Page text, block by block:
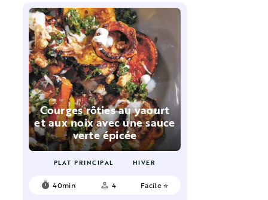
Courges rôties au yaourt
et aux noix avec une sauce
verte épicée
PLAT PRINCIPAL HIVER
timer 40min person_outline 4 Facile ⭐